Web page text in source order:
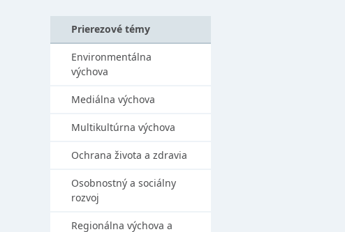
Prierezové témy
Environmentálna
výchova
Mediálna výchova
Multikultúrna výchova
Ochrana života a zdravia
Osobnostný a sociálny
rozvoj
Regionálna výchova a